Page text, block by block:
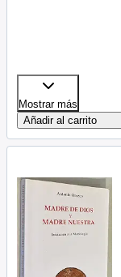
Mostrar más
Añadir al carrito